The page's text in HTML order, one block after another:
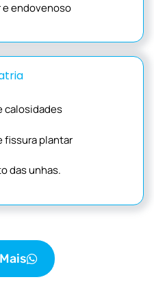
e endovenoso
calosidades
fissura plantar
das unhas.